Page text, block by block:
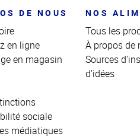
DE NOUS
en ligne
en magasin
sociale
médiatiques
NOS
Tous les
À propos de
Sources
d'idées